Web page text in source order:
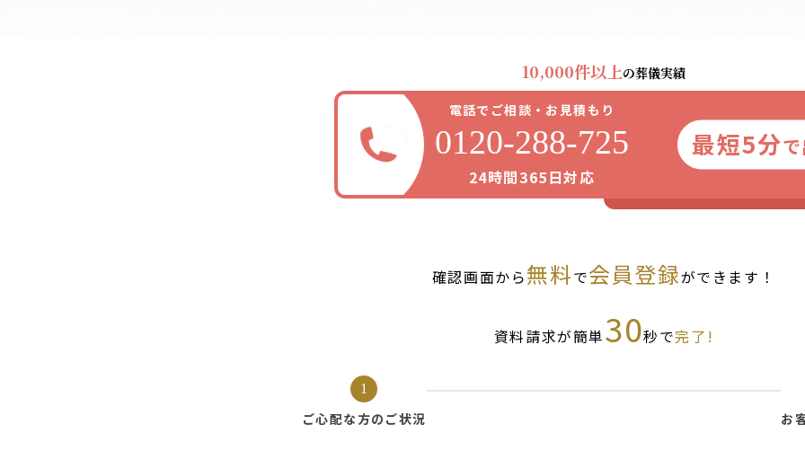
10,000件以上の葬儀実績
電話でご相談・お見積もり
0120-288-725
24時間365日対応
最短5分
確認画面から無料で会員登録ができます！
資料請求が簡単30秒で完了!
1
ご心配な方の ご状況 お